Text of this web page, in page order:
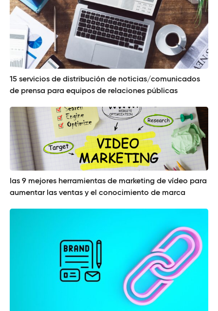
15 servicios de distribución de noticias/comunicados
de prensa para equipos de relaciones públicas
las 9 mejores herramientas de marketing de vídeo para
aumentar las ventas y el conocimiento de marca